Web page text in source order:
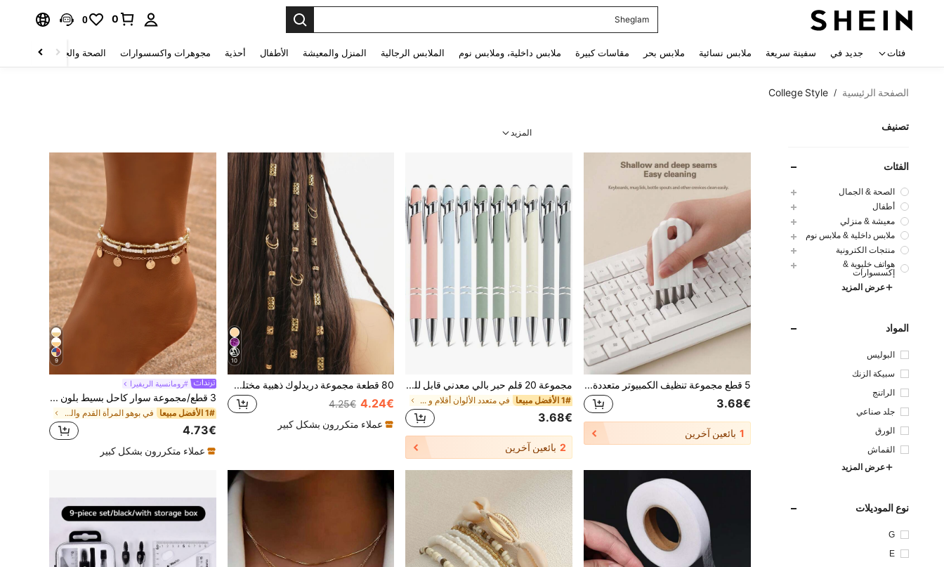
Sheglam
0
0
فئات جديد في سفينة سريعة ملابس نسائية ملابس بحر مقاسات كبيرة ملابس داخلية، وملابس نوم الملابس الرجالية المنزل والمعيشة الأطفال أحذية مجوهرات واكسسوارات الصحة والجمال
الصفحة الرئيسية /
College Style
تصنيف
الفئات
الصحة & الجمال
أطفال
معيشة & منزلي
ملابس داخلية & ملابس نوم
منتجات الكترونية
هواتف خليوية &
إكسسوارات
عرض المزيد
المواد
البوليس
سبيكة الزنك
الراتنج
جلد صناعي
الورق
القماش
عرض المزيد
نوع الموديلات
G
E
المزيد
5 قطع مجموعة تنظيف الكمبيوتر متعددة الأغراض: فرشاة ناعمة لتنظيف لوحة المفاتيح، منظف الشقوق والأغطية، فرشاة لتنظيف غطاء الزجاجة الحرارية، فرشاة ذات مقبض منحني لتنظيف لوحة المفاتيح العميقة والضحلة، فرشاة زجاجة الأطفال، مجموعة تنظيف المكتب، فرشاة متعددة الوظائف، ديكور غرفة العودة إلى المدرسة، ديكور المنزل، ديكورات، أشياء مصغرة للمنزل
3.68€
1 بائعين آخرين
مجموعة 20 قلم حبر بالي معدني قابل للسحب مع رأس قلم لشاشة اللمس - رأس قلم متوسط السماكة ، كتابة سلسة ، مقبض مضاد للانزلاق ، متوافق مع أجهزة متعددة - مناسب للاستخدام اليومي في المدرسة والمكتب
1# الأفضل مبيعا في متعدد الألوان أقلام و عبوات
3.68€
2 بائعين آخرين
10
80 قطعة مجموعة دريدلوك ذهبية مختلطة، مشابك شعر صيفية، إكسسوارات شعر لعطلة الشاطئ، ضفائر حفلات الشارع الشخصية، مشابك شعر للنساء، ضفائر شعر المهرجان، إكسسوارات شعر ذهبية، إكسسوارات شعر خريفية بأسلوب جوت Y2K، ديكور شعر للنساء، بوهو شيك
4.24€
4.25€
عملاء متكررون بشكل كبير
9
#رومانسية الريفيرا
3 قطع/مجموعة سوار كاحل بسيط بلون ذهبي مع قلادة دائرية وشرابات وخرز للنساء، مناسب للارتداء اليومي والعطلات، بوهيمي أنيق
1# الأفضل مبيعا في بوهو المرأة القدم والمجوهرات
4.73€
عملاء متكررون بشكل كبير